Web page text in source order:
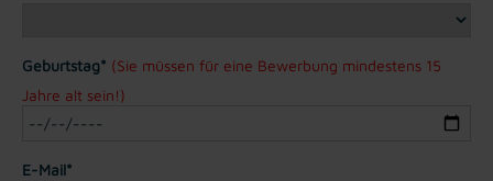
Geburtstag* (Sie müssen für eine Bewerbung mindestens 15
Jahre alt sein!)
E-Mail*